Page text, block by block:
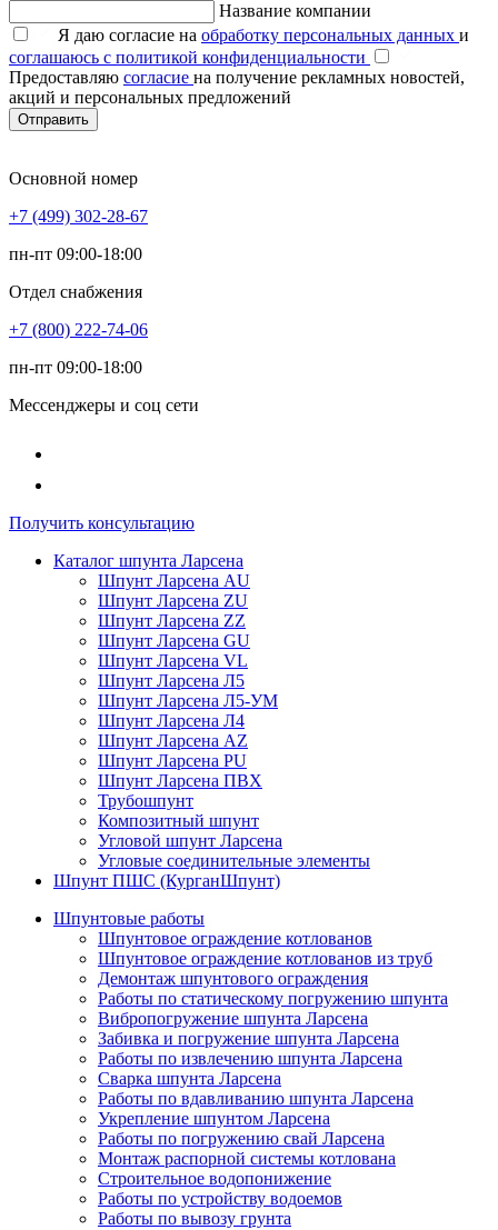
Название компании
Я даю согласие на обработку персональных данных и
соглашаюсь с политикой конфиденциальности
Предоставляю согласие на получение рекламных новостей,
акций и персональных предложений
Отправить
Основной номер
+7 (499) 302-28-67
пн-пт 09:00-18:00
Отдел снабжения
+7 (800) 222-74-06
пн-пт 09:00-18:00
Мессенджеры и соц сети
Получить консультацию
Каталог шпунта Ларсена
Шпунт Ларсена AU
Шпунт Ларсена ZU
Шпунт Ларсена ZZ
Шпунт Ларсена GU
Шпунт Ларсена VL
Шпунт Ларсена Л5
Шпунт Ларсена Л5-УМ
Шпунт Ларсена Л4
Шпунт Ларсена AZ
Шпунт Ларсена PU
Шпунт Ларсена ПВХ
Трубошпунт
Композитный шпунт
Угловой шпунт Ларсена
Угловые соединительные элементы
Шпунт ПШС (КурганШпунт)
Шпунтовые работы
Шпунтовое ограждение котлованов
Шпунтовое ограждение котлованов из труб
Демонтаж шпунтового ограждения
Работы по статическому погружению шпунта
Вибропогружение шпунта Ларсена
Забивка и погружение шпунта Ларсена
Работы по извлечению шпунта Ларсена
Сварка шпунта Ларсена
Работы по вдавливанию шпунта Ларсена
Укрепление шпунтом Ларсена
Работы по погружению свай Ларсена
Монтаж распорной системы котлована
Строительное водопонижение
Работы по устройству водоемов
Работы по вывозу грунта